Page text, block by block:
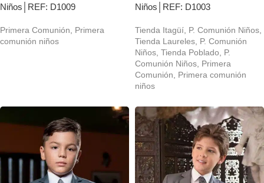
Niños│REF: D1009
Primera Comunión
Primera
comunión niños
Niños│REF: D1003
Tienda Itagüí P. Comunión Niños
Tienda Laureles P. Comunión
Niños Tienda Poblado
P.
Comunión Niños Primera
Comunión
Primera comunión
niños